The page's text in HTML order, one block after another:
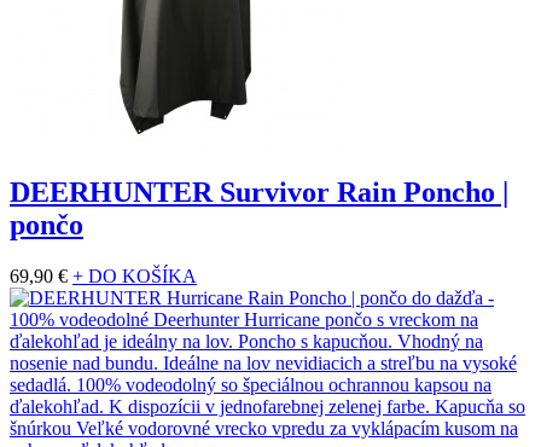
DEERHUNTER Survivor Rain Poncho |
pončo
69,90 € + DO KOŠÍKA